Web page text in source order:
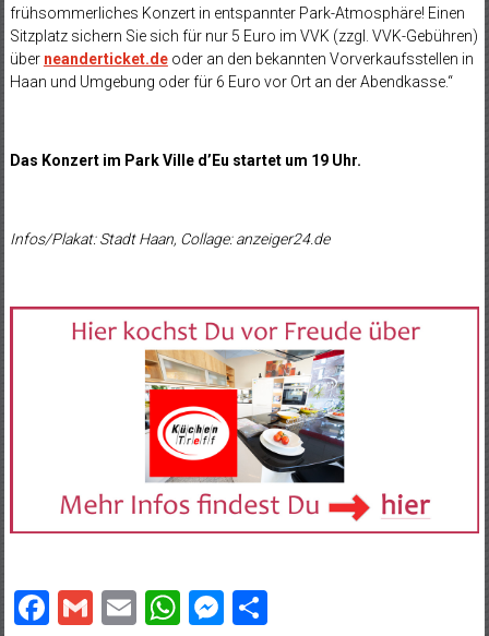
frühsommerliches Konzert in entspannter Park-Atmosphäre! Einen
Sitzplatz sichern Sie sich für nur 5 Euro im VVK (zzgl. VVK-Gebühren)
über neanderticket.deoder an den bekannten Vorverkaufsstellen in
Haan und Umgebung oder für 6 Euro vor Ort an der Abendkasse.“
Das Konzert im Park Ville d’Eu startet um 19 Uhr.
Infos/Plakat: Stadt Haan, Collage: anzeiger24.de
Facebook
Gmail
EmailWhatsApp
Messenger
Teilen